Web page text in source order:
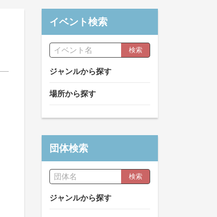
イベント検索
検索
ジャンルから探す
場所から探す
団体検索
検索
ジャンルから探す